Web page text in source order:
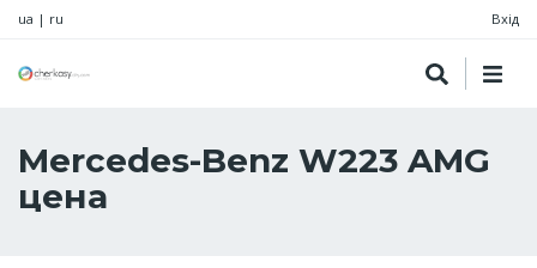
ua | ru Вхід
Mercedes-Benz W223 AMG
цена